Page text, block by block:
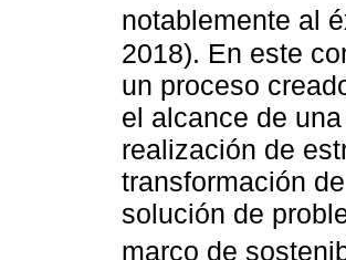
notablemente al
2018). En este
un proceso
el alcance de
realización de
transformación
solución de
marco de